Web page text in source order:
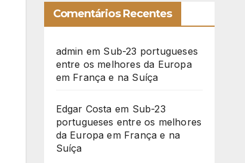
Comentários Recentes
admin em Sub-23 portugueses
entre os melhores da Europa
em França e na Suíça
Edgar Costa em Sub-23
portugueses entre os melhores
da Europa em França e na
Suíça